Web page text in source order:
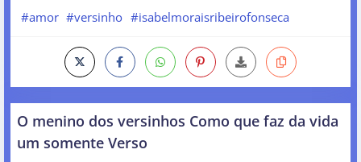
#amor #versinho #isabelmoraisribeirofonseca
O menino dos versinhos Como que faz da vida
um somente Verso